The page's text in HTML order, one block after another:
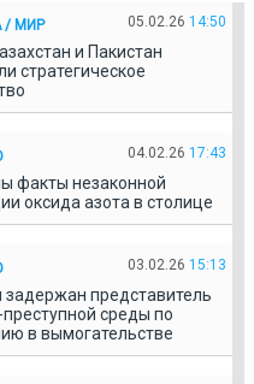
/ МИР 05.02.26 14:50
и Пакистан
стратегическое
04.02.26 17:43
факты незаконной
оксида азота в столице
03.02.26 15:13
представитель
среды по
в вымогательстве